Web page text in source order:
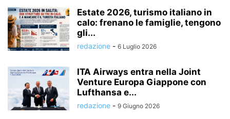
Estate 2026, turismo italiano in
calo: frenano le famiglie, tengono
gli...
redazione - 6 Luglio 2026
ITA Airways entra nella Joint
Venture Europa Giappone con
Lufthansa e...
redazione - 9 Giugno 2026